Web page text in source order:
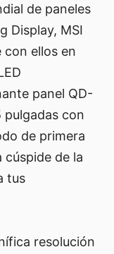
de paneles
Display, MSI
con ellos en
panel QD-
pulgadas con
de primera
de la
tus
resolución